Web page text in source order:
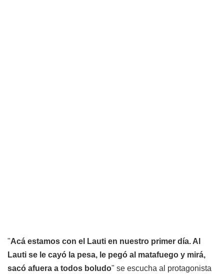
"Acá estamos con el Lauti en nuestro primer día. Al
Lauti se le cayó la pesa, le pegó al matafuego y mirá,
sacó afuera a todos boludo" se escucha al protagonista